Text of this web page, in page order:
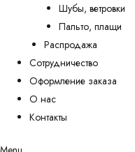
Шубы, ветровки
Пальто, плащи
Распродажа
Сотрудничество
Оформление заказа
О нас
Контакты